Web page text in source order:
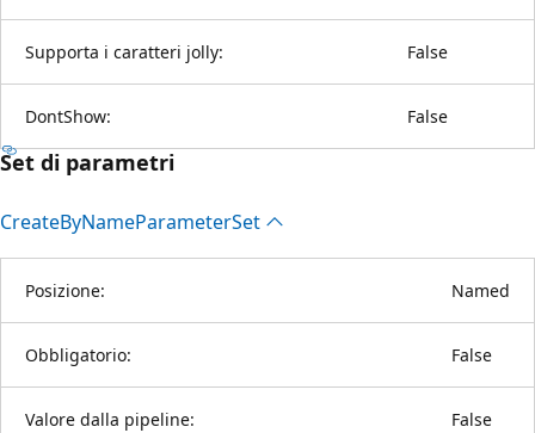
Supporta i caratteri jolly: False
DontShow: False
Set di parametri
CreateByNameParameterSet
Posizione: Named
Obbligatorio: False
Valore dalla pipeline: False